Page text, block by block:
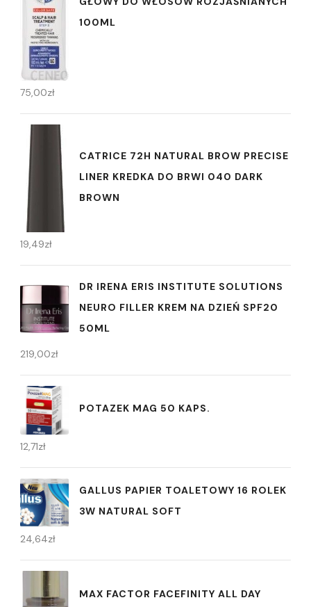
100ML
75,00zł
CATRICE 72H NATURAL BROW PRECISE
LINER KREDKA DO BRWI 040 DARK
BROWN
19,49zł
DR IRENA ERIS INSTITUTE SOLUTIONS
NEURO FILLER KREM NA DZIEŃ SPF20
50ML
219,00zł
POTAZEK MAG 50 KAPS.
12,71zł
GALLUS PAPIER TOALETOWY 16 ROLEK
3W NATURAL SOFT
24,64zł
MAX FACTOR FACEFINITY ALL DAY